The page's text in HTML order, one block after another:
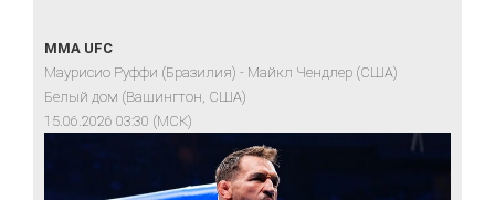
MMA UFC
Маурисио Руффи (Бразилия) - Майкл Чендлер (США)
Белый дом (Вашингтон, США)
15.06.2026 03:30 (МСК)